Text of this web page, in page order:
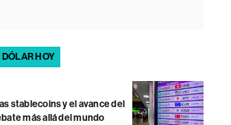
HOY
stablecoins y el avance del
más allá del mundo